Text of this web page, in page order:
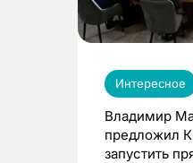
Интересное
Владимир
предложил
запустить